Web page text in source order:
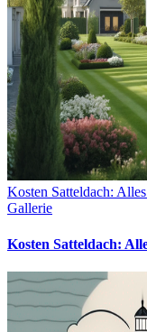
Kosten Satteldach:
Gallerie
Kosten Satteldach: